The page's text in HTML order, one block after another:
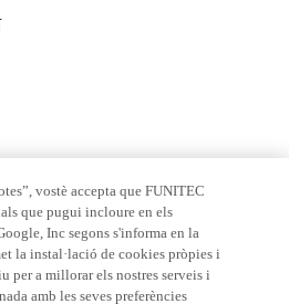
vostè accepta que FUNITEC
que pugui incloure en els
Inc segons s'informa en la
la instal·lació de cookies pròpies i
per a millorar els nostres serveis i
amb les seves preferències